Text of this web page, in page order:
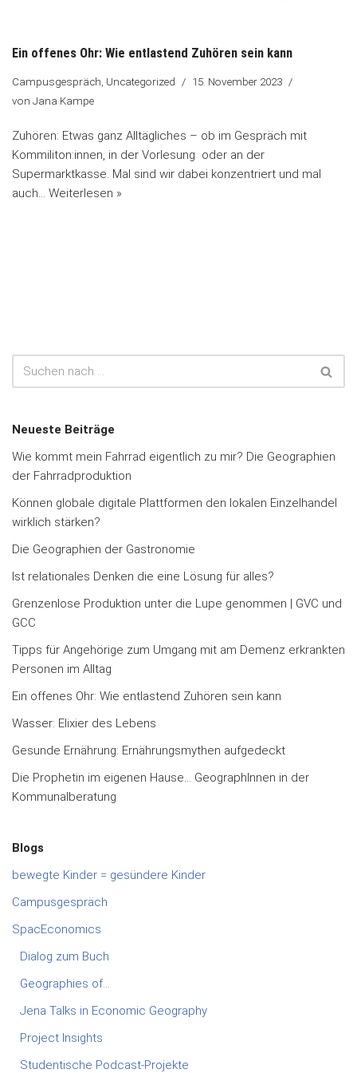
Ein offenes Ohr: Wie entlastend Zuhören sein kann
Campusgespräch, Uncategorized
15. November 2023
von Jana Kampe
Zuhören: Etwas ganz Alltägliches – ob im Gespräch mit
Kommiliton:innen, in der Vorlesung oder an der
Supermarktkasse. Mal sind wir dabei konzentriert und mal
auch… Weiterlesen »
Neueste Beiträge
Wie kommt mein Fahrrad eigentlich zu mir? Die Geographien
der Fahrradproduktion
Können globale digitale Plattformen den lokalen Einzelhandel
wirklich stärken?
Die Geographien der Gastronomie
Ist relationales Denken die eine Lösung für alles?
Grenzenlose Produktion unter die Lupe genommen | GVC und
GCC
Tipps für Angehörige zum Umgang mit am Demenz erkrankten
Personen im Alltag
Ein offenes Ohr: Wie entlastend Zuhören sein kann
Wasser: Elixier des Lebens
Gesunde Ernährung: Ernährungsmythen aufgedeckt
Die Prophetin im eigenen Hause… GeographInnen in der
Kommunalberatung
Blogs
bewegte Kinder = gesündere Kinder
Campusgespräch
SpacEconomics
Dialog zum Buch
Geographies of…
Jena Talks in Economic Geography
Project Insights
Studentische Podcast-Projekte